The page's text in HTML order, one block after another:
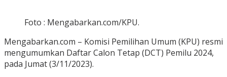
Foto : Mengabarkan.com/KPU.
Mengabarkan.com – Komisi Pemilihan Umum (KPU) resmi
mengumumkan Daftar Calon Tetap (DCT) Pemilu 2024,
pada Jumat (3/11/2023).